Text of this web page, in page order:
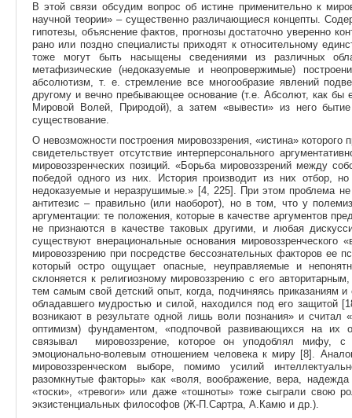
В этой связи обсудим вопрос об истине применительно к
научной теории» – существенно различающиеся концепты.
гипотезы, объяснение фактов, прогнозы достаточно уверенно
рано или поздно специалисты приходят к относительному
тоже могут быть насыщены сведениями из различных
метафизические (недоказуемые и неопровержимые)
абсолютизм, т. е. стремление все многообразие явлений
другому и вечно пребывающее основание (т.е. Абсолют, как
Мировой Волей, Природой), а затем «вывести» из него
существование.
О невозможности построения мировоззрения, «истина»
свидетельствует отсутствие интерперсонального
мировоззренческих позиций. «Борьба мировоззрений между
победой одного из них. История производит из них отбор,
недоказуемые и неразрушимые.» [4, 225]. При этом проблема
антитезис – правильно (или наоборот), но в том, что у
аргументации: те положения, которые в качестве аргументов
не признаются в качестве таковых другими, и любая
существуют внерациональные основания мировоззренческого
мировоззрению при посредстве бессознательных факторов ее
который остро ощущает опасные, неуправляемые и
склоняется к религиозному мировоззрению с его
тем самым свой детский опыт, когда, подчиняясь приказаниям
обладавшего мудростью и силой, находился под его защитой
возникают в результате одной лишь воли познания» и считал
оптимизм) фундаментом, «подпочвой развивающихся на их
связывал мировоззрение, которое он уподоблял мифу, с
эмоционально-волевым отношением человека к миру [8].
мировоззренческом выборе, помимо усилий
разомкнутые факторы» как «воля, воображение, вера,
«тоски», «тревоги» или даже «тошноты» тоже сыграли свою
экзистенциальных философов (Ж-П.Сартра, А.Камю и др.).